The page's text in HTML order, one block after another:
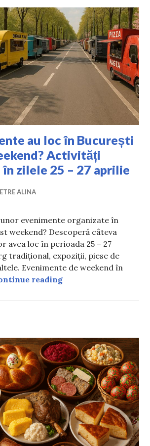
au loc în București
Activități
zilele 25 – 27 aprilie
ALINA
evenimente organizate în
weekend? Descoperă câteva
avea loc în perioada 25 – 27
tradițional, expoziții, piese de
Evenimente de weekend în
readingCe evenimente au